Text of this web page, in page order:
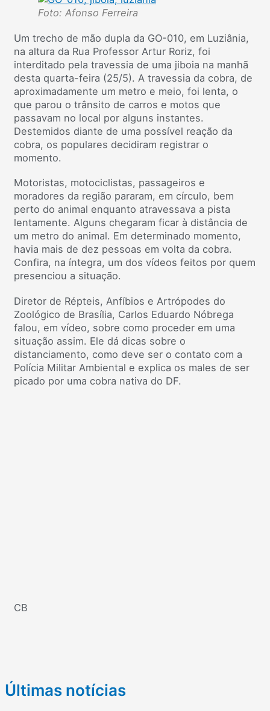
Foto: Afonso Ferreira
Um trecho de mão dupla da GO-010, em Luziânia,
na altura da Rua Professor Artur Roriz, foi
interditado pela travessia de uma jiboia na manhã
desta quarta-feira (25/5). A travessia da cobra, de
aproximadamente um metro e meio, foi lenta, o
que parou o trânsito de carros e motos que
passavam no local por alguns instantes.
Destemidos diante de uma possível reação da
cobra, os populares decidiram registrar o
momento.
Motoristas, motociclistas, passageiros e
moradores da região pararam, em círculo, bem
perto do animal enquanto atravessava a pista
lentamente. Alguns chegaram ficar à distância de
um metro do animal. Em determinado momento,
havia mais de dez pessoas em volta da cobra.
Confira, na íntegra, um dos vídeos feitos por quem
presenciou a situação.
Diretor de Répteis, Anfíbios e Artrópodes do
Zoológico de Brasília, Carlos Eduardo Nóbrega
falou, em vídeo, sobre como proceder em uma
situação assim. Ele dá dicas sobre o
distanciamento, como deve ser o contato com a
Polícia Militar Ambiental e explica os males de ser
picado por uma cobra nativa do DF.
CB
Últimas notícias